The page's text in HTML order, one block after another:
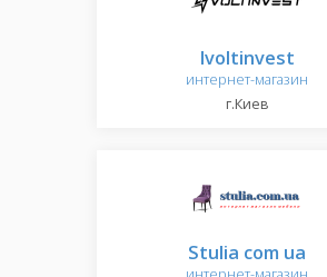
Ivoltinvest
интернет-магазин
г.Киев
Stulia com ua